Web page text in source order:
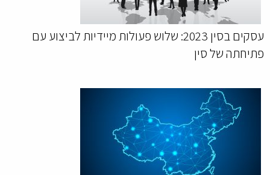
עסקים בסין 2023: שלוש פעולות מיידיות לביצוע עם
פתיחתה של סין